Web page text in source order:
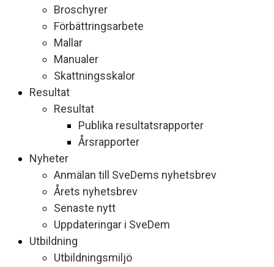
Broschyrer
Förbättringsarbete
Mallar
Manualer
Skattningsskalor
Resultat
Resultat
Publika resultatsrapporter
Årsrapporter
Nyheter
Anmälan till SveDems nyhetsbrev
Årets nyhetsbrev
Senaste nytt
Uppdateringar i SveDem
Utbildning
Utbildningsmiljö